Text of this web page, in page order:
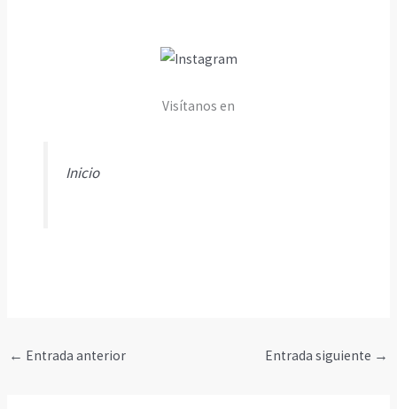
Visítanos en
Inicio
← Entrada anterior Entrada siguiente →